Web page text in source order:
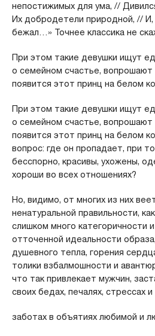
непостижимых для ума, //
Их добродетели природной, // И,
бежал…» Точнее классика не
При этом такие девушки ищут
о семейном счастье,
появится этот принц на белом
При этом такие девушки ищут
о семейном счастье,
появится этот принц на белом
вопрос: где он пропадает, при
бесспорно, красивы, ухожены,
хороши во всех отношениях?
Но, видимо, от многих из них
ненатуральной правильности,
слишком много категоричности
отточенной идеальности
душевного тепла, горения
толики взбалмошности и
что так привлекает мужчин,
своих бедах, печалях, стрессах и
заботах в объятиях любимой и